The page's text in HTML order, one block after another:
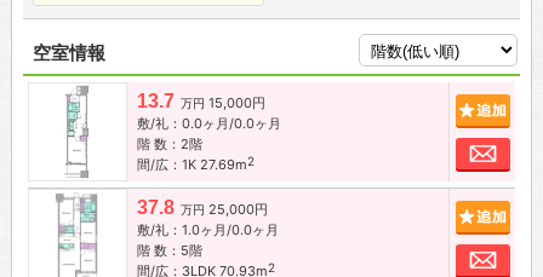
空室情報
13.7 万円 15,000円
敷/礼：0.0ヶ月/0.0ヶ月
階 数：2階
間/広：1K 27.69m2
お
37.8 万円 25,000円
敷/礼：1.0ヶ月/0.0ヶ月
階 数：5階
間/広：3LDK 70.93m2
お